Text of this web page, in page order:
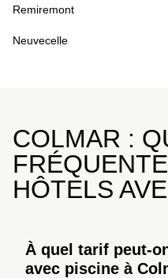
Remiremont
Neuvecelle
COLMAR :
HÔTELS
À quel tarif peut-
avec piscine à